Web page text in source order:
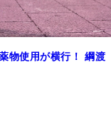
物使用が横行！ 綱渡